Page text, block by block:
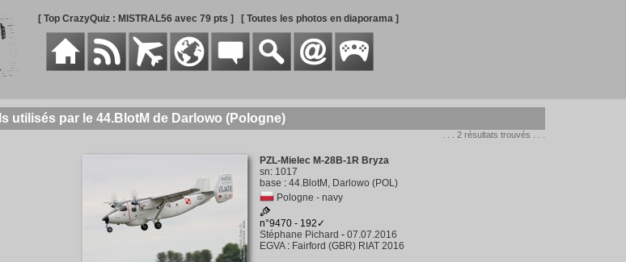
[ Top CrazyQuiz : MISTRAL56 avec 79 pts ] [ Toutes les photos en diaporama ]
utilisés par le 44.BlotM de Darlowo (Pologne)
. . . 2 résultats trouvés . . .
PZL-Mielec M-28B-1R Bryza
sn: 1017
base : 44.BlotM, Darlowo (POL)
Pologne - navy
n°9470 - 192✓
Stéphane Pichard - 07.07.2016
EGVA: Fairford (GBR) RIAT 2016